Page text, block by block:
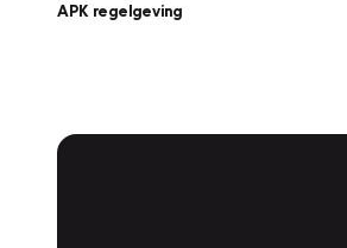
APK regelgeving